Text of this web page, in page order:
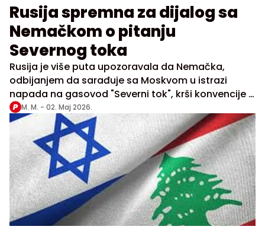
Rusija spremna za dijalog sa
Nemačkom o pitanju
Severnog toka
Rusija je više puta upozoravala da Nemačka,
odbijanjem da sarađuje sa Moskvom u istrazi
napada na gasovod "Severni tok", krši konvencije o
suzbijanju terorističkih bombaških napada
M. M. - 02. Maj 2026.